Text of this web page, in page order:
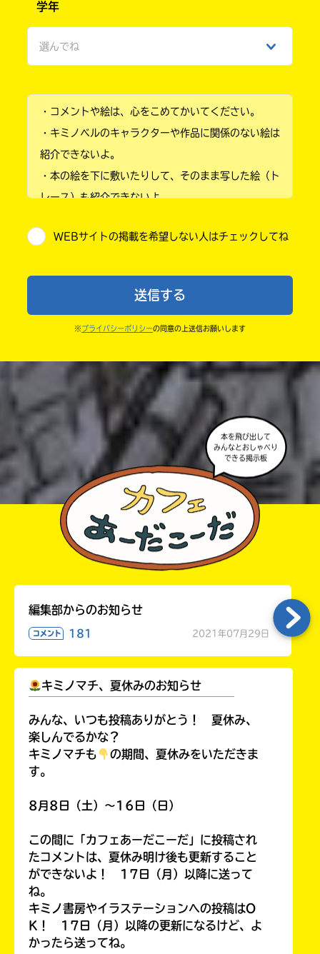
ひみつ
学年
選んでね
小学2年
小学4年
小学6年
中学1年
高校生以上
・コメントや絵は、心をこめてかいてください。
・キミノベルのキャラクターや作品に関係のない絵は
紹介できないよ。
・本の絵を下に敷いたりして、そのまま写した絵（ト
レース）も紹介できないよ。
・送ってからすぐには紹介されないので、待ってて
ならないよう気をつけてね。
・キャンペーン開催中は、投稿した後の画面にバナー
・ポプラ社の宣伝物で紹介させてもらうことがある
・かき終えたら、人を傷つけていたり、個人情報をか
きこんでいたり、字がまちがっていたりしないか、読
みなおしてみてね。
WEBサイトの掲載を希望しない人はチェックしてね
送信する
※ プライバシーポリシーの同意の上送信お願いします
本を飛び出して
みんなとおしゃべり
できる掲示板
編集部からのお知らせ
コメント 181 2021年07月29日
キミノマチ、夏休みのお知らせ
みんな、いつも投稿ありがとう！ 夏休み、
楽しんでるかな？
キミノマチも
の期間、夏休みをいただきま
す。
8月8日（土）～16日（日）
この間に「カフェあーだこーだ」に投稿され
たコメントは、夏休み明け後も更新すること
ができないよ！ 17日（月）以降に送って
ね。
キミノ書房やイラステーションへの投稿はO
K！ 17日（月）以降の更新になるけど、よ
かったら送ってね。